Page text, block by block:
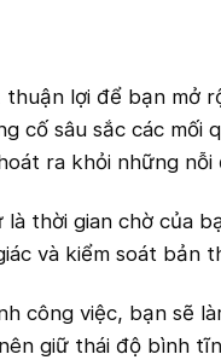
lợi để bạn mở
cố sâu sắc các
ra khỏi những nỗi
thời gian chờ của
và kiểm soát bản
công việc, bạn sẽ
giữ thái độ bình